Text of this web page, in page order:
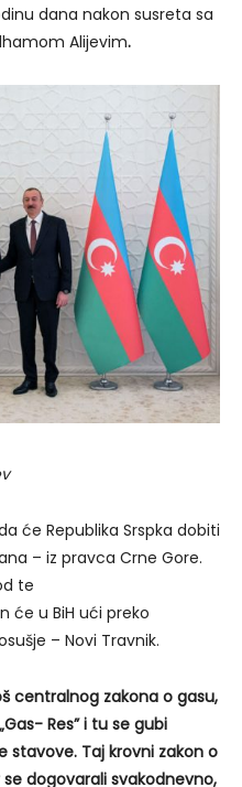
dana nakon susreta sa
Alijevim.
će Republika Srspka dobiti
– iz pravca Crne Gore.
te
će u BiH ući preko
– Novi Travnik.
centralnog zakona o gasu,
Res” i tu se gubi
stavove. Taj krovni zakon o
dogovarali svakodnevno,